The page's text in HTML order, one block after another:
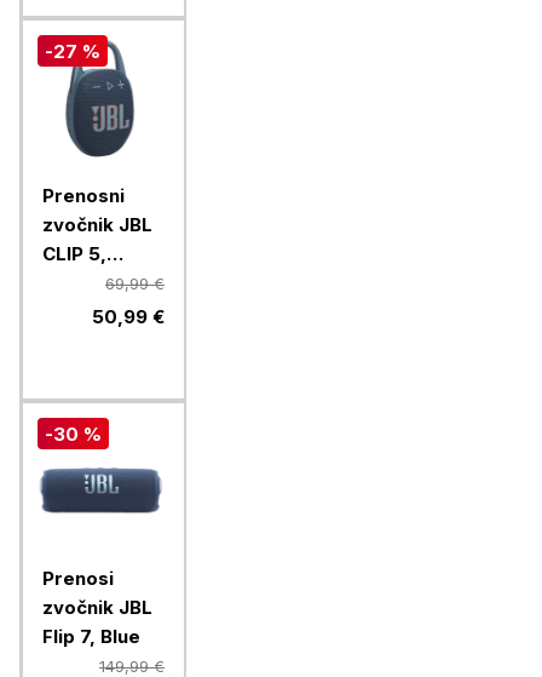
-27 %
Prenosni
zvočnik JBL
CLIP 5,
69,99 €
50,99 €
-30 %
Prenosi
zvočnik JBL
Flip 7, Blue
149,99 €